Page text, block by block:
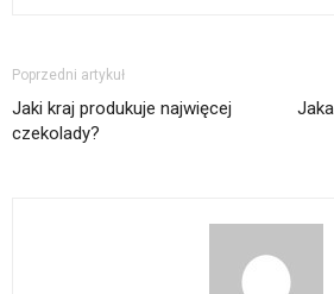
Poprzedni artykuł
Jaki kraj produkuje najwięcej
czekolady?